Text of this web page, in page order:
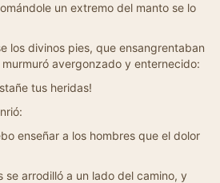
un extremo del manto se lo
los divinos pies, que ensangrentaban
avergonzado y enternecido:
tus heridas!
enseñar a los hombres que el dolor
se arrodilló a un lado del camino, y